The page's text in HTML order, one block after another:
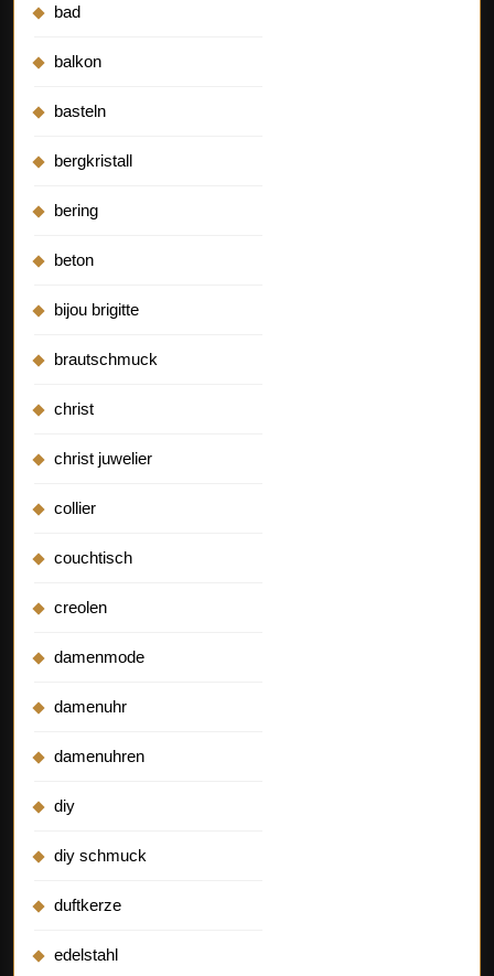
bad
balkon
basteln
bergkristall
bering
beton
bijou brigitte
brautschmuck
christ
christ juwelier
collier
couchtisch
creolen
damenmode
damenuhr
damenuhren
diy
diy schmuck
duftkerze
edelstahl